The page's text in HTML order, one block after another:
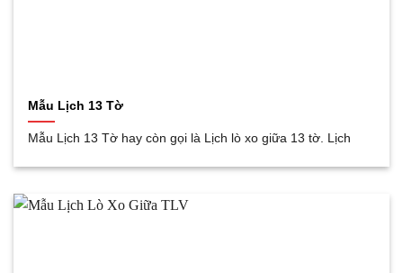
Mẫu Lịch 13 Tờ
Mẫu Lịch 13 Tờ hay còn gọi là Lịch lò xo giữa 13 tờ. Lịch